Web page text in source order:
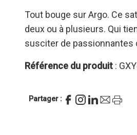
Tout bouge sur Argo. Ce
deux ou à plusieurs. Qui
susciter de passionnantes
Référence du produit :
Partager :